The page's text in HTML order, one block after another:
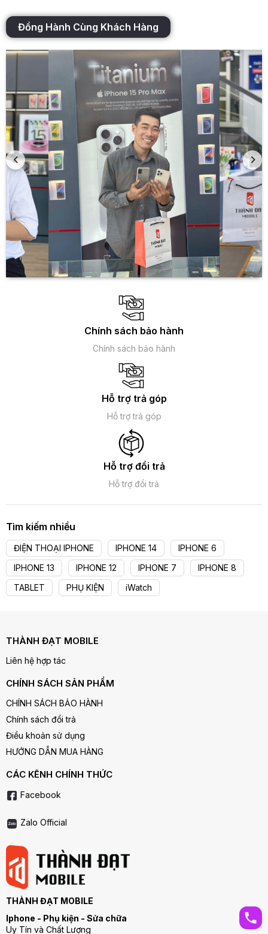
Đồng Hành Cùng Khách Hàng
Chính sách bảo hành
Chính sách bảo hành
Hỗ trợ trả góp
Hỗ trợ trả góp
Hỗ trợ đổi trả
Hỗ trợ đổi trả
Tìm kiếm nhiều
ĐIỆN THOẠI IPHONE IPHONE 14
IPHONE 6
IPHONE 13
IPHONE 12 IPHONE 7
IPHONE 8
TABLET
PHỤ KIỆN iWatch
THÀNH ĐẠT MOBILE
Liên hệ hợp tác
CHÍNH SÁCH SẢN PHẨM
CHÍNH SÁCH BẢO HÀNH
Chính sách đổi trả
Điều khoản sử dụng
HƯỚNG DẪN MUA HÀNG
CÁC KÊNH CHÍNH THỨC
Facebook
Zalo Official
THÀNH ĐẠT MOBILE
Iphone - Phụ kiện - Sửa chữa
Uy Tín và Chất Lượng